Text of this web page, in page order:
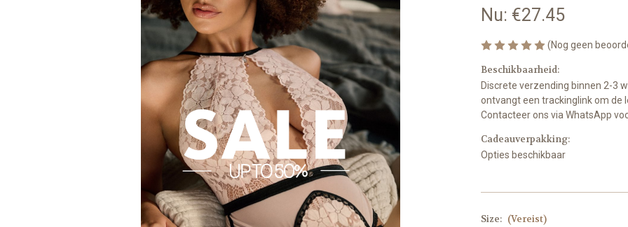
Nu: €27.45
(Nog geen
Beschikbaarheid:
Discrete verzending binnen 2-3
ontvangt een trackinglink om de
Contacteer ons via WhatsApp
Cadeauverpakking:
Opties beschikbaar
Size: (Vereist)